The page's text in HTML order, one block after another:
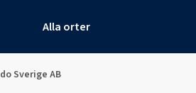
Alla orter
Sverige AB